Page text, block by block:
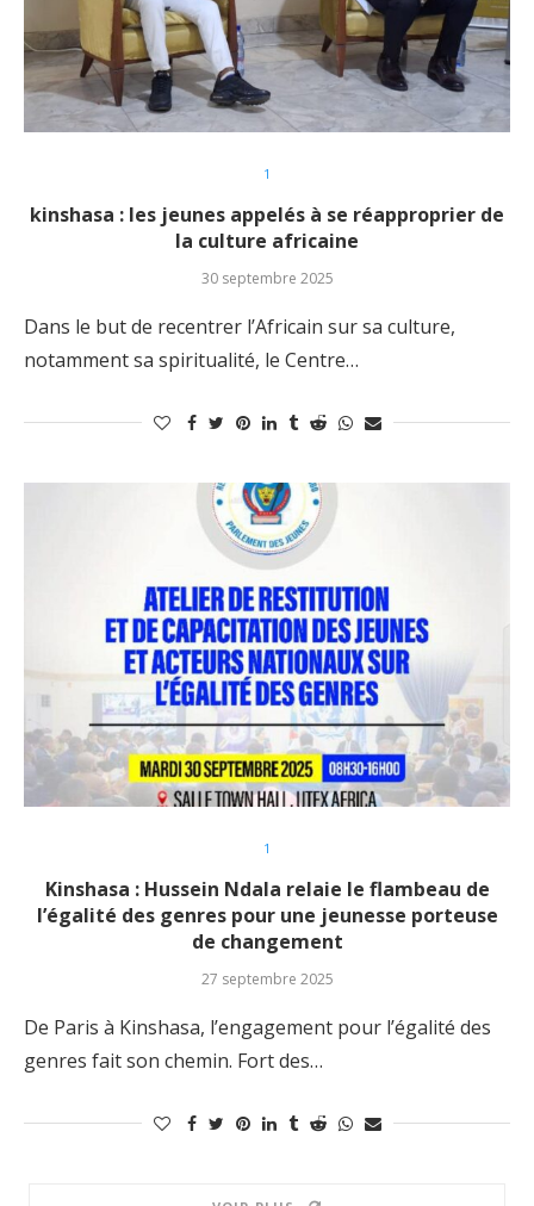
1
kinshasa : les jeunes appelés à se réapproprier de
la culture africaine
30 septembre 2025
Dans le but de recentrer l’Africain sur sa culture,
notamment sa spiritualité, le Centre…
1
Kinshasa : Hussein Ndala relaie le flambeau de
l’égalité des genres pour une jeunesse porteuse
de changement
27 septembre 2025
De Paris à Kinshasa, l’engagement pour l’égalité des
genres fait son chemin. Fort des…